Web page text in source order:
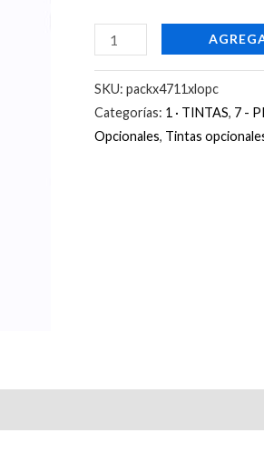
cantidad
SKU: packx4711xlopc
Categorías: 1 · TINTAS, 7 -
Opcionales, Tintas